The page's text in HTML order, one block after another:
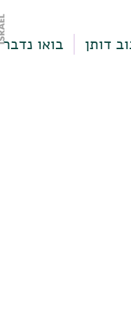
בואו נדבר דותן